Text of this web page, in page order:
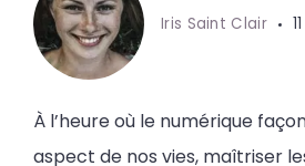
Iris Saint Clair
À l’heure où le numérique
aspect de nos vies, maîtriser